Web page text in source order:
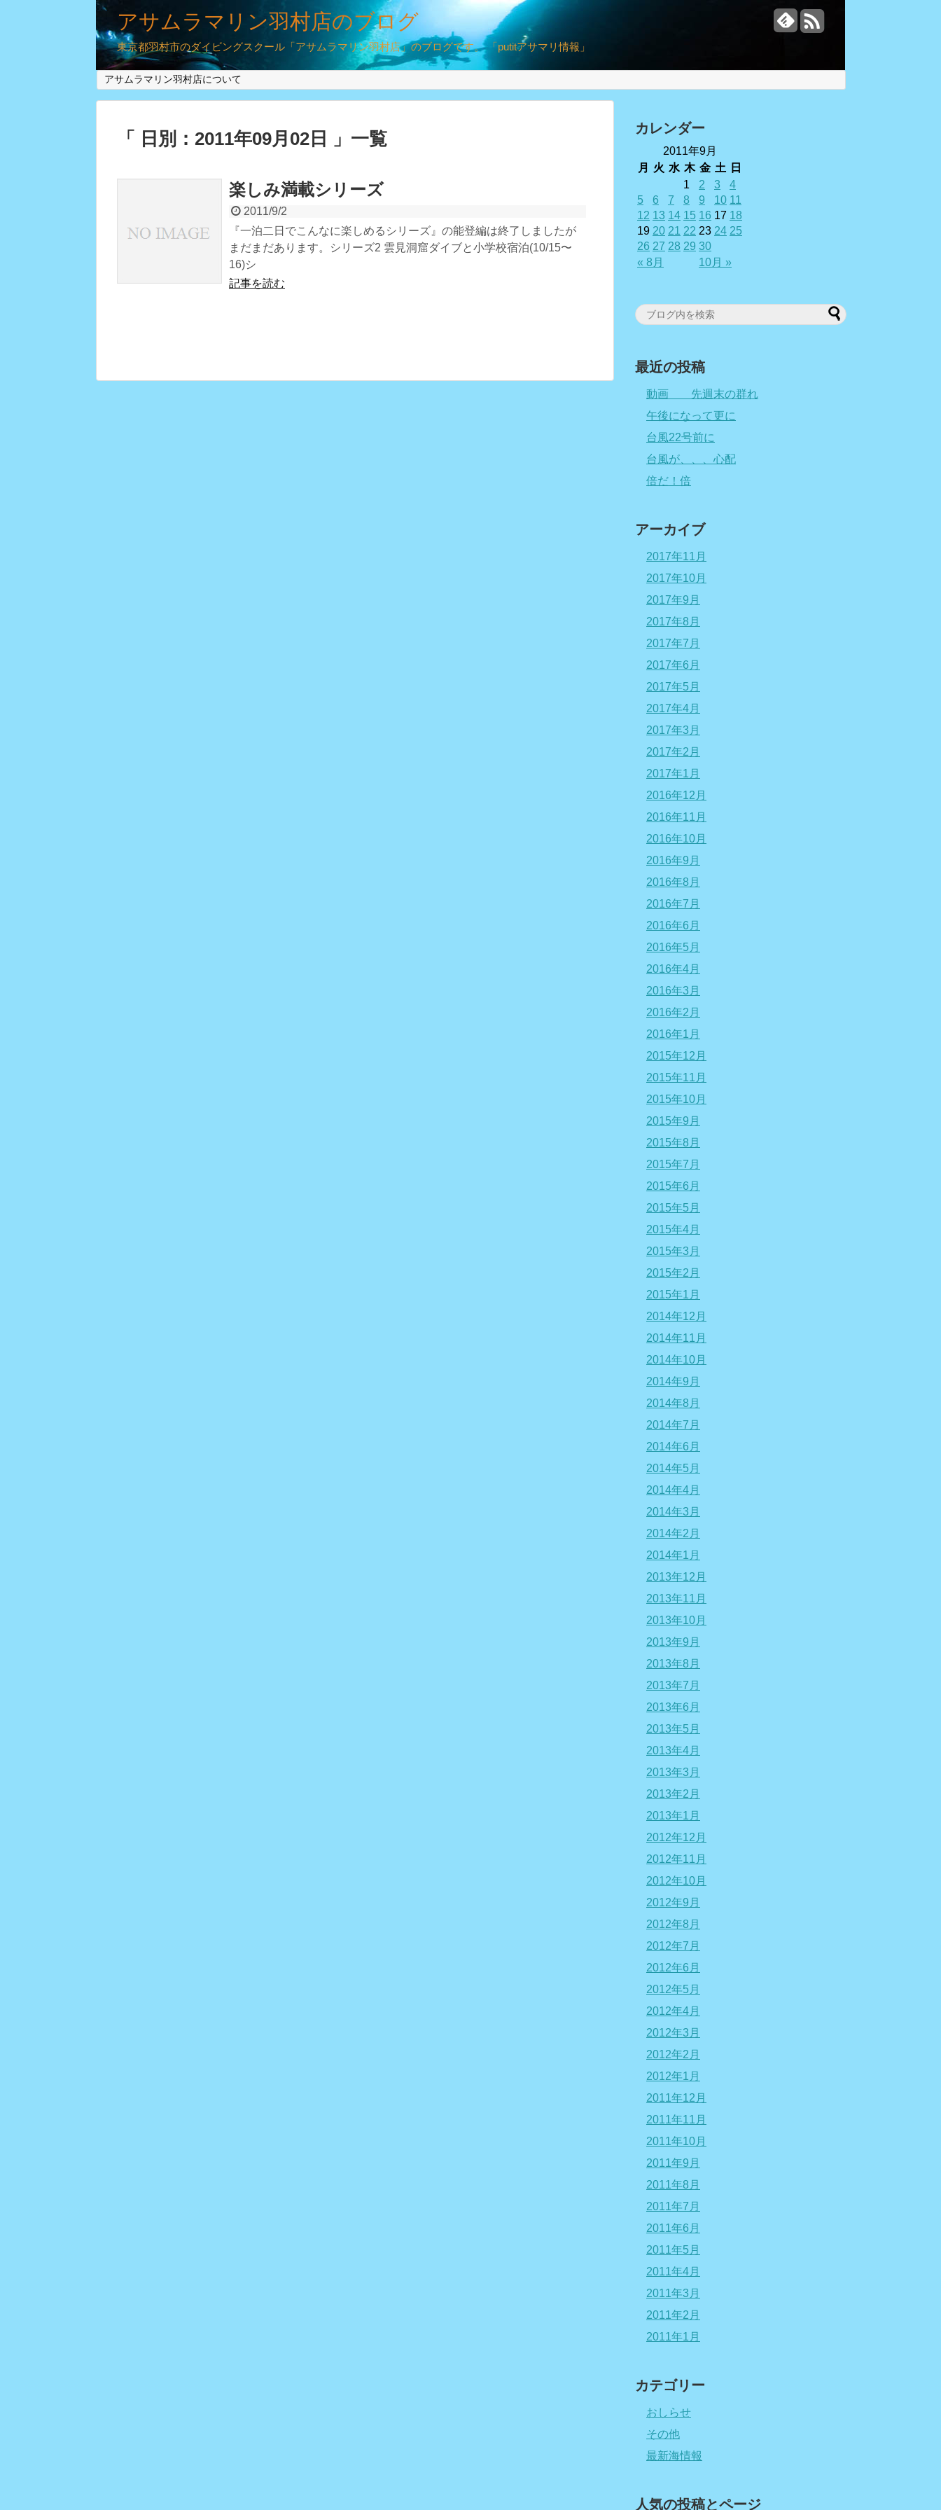
アサムラマリン羽村店のブログ
東京都羽村市のダイビングスクール「アサムラマリン羽村店」のブログです。 「putitアサマリ情報」
アサムラマリン羽村店について
「 日別：2011年09月02日 」一覧
楽しみ満載シリーズ
2011/9/2
『一泊二日でこんなに楽しめるシリーズ』の能登編は終了しましたが
まだまだあります。シリーズ2 雲見洞窟ダイブと小学校宿泊(10/15〜
16)シ
記事を読む
カレンダー
2011年9月
月
火 水 木 金 土 日
« 8月 10月 »
1 2 3
4
5
6 7 8 9 10 11
12 13 14 15 16 17 18
19 20 21 22 23 24 25
26 27 28 29 30
最近の投稿
動画 先週末の群れ
午後になって更に
台風22号前に
台風が、、、心配
倍だ！倍
アーカイブ
2017年11月
2017年10月
2017年9月
2017年8月
2017年7月
2017年6月
2017年5月
2017年4月
2017年3月
2017年2月
2017年1月
2016年12月
2016年11月
2016年10月
2016年9月
2016年8月
2016年7月
2016年6月
2016年5月
2016年4月
2016年3月
2016年2月
2016年1月
2015年12月
2015年11月
2015年10月
2015年9月
2015年8月
2015年7月
2015年6月
2015年5月
2015年4月
2015年3月
2015年2月
2015年1月
2014年12月
2014年11月
2014年10月
2014年9月
2014年8月
2014年7月
2014年6月
2014年5月
2014年4月
2014年3月
2014年2月
2014年1月
2013年12月
2013年11月
2013年10月
2013年9月
2013年8月
2013年7月
2013年6月
2013年5月
2013年4月
2013年3月
2013年2月
2013年1月
2012年12月
2012年11月
2012年10月
2012年9月
2012年8月
2012年7月
2012年6月
2012年5月
2012年4月
2012年3月
2012年2月
2012年1月
2011年12月
2011年11月
2011年10月
2011年9月
2011年8月
2011年7月
2011年6月
2011年5月
2011年4月
2011年3月
2011年2月
2011年1月
カテゴリー
おしらせ
その他
最新海情報
人気の投稿とページ